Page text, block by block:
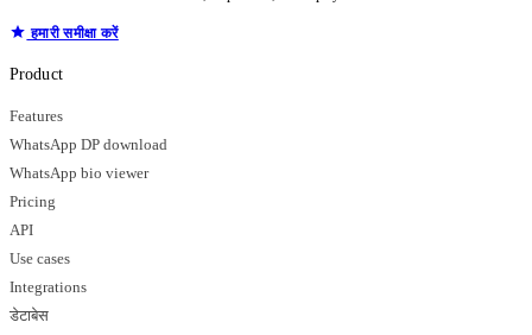
हमारी समीक्षा करें
Product
Features
WhatsApp DP download
WhatsApp bio viewer
Pricing
API
Use cases
Integrations
डेटाबेस